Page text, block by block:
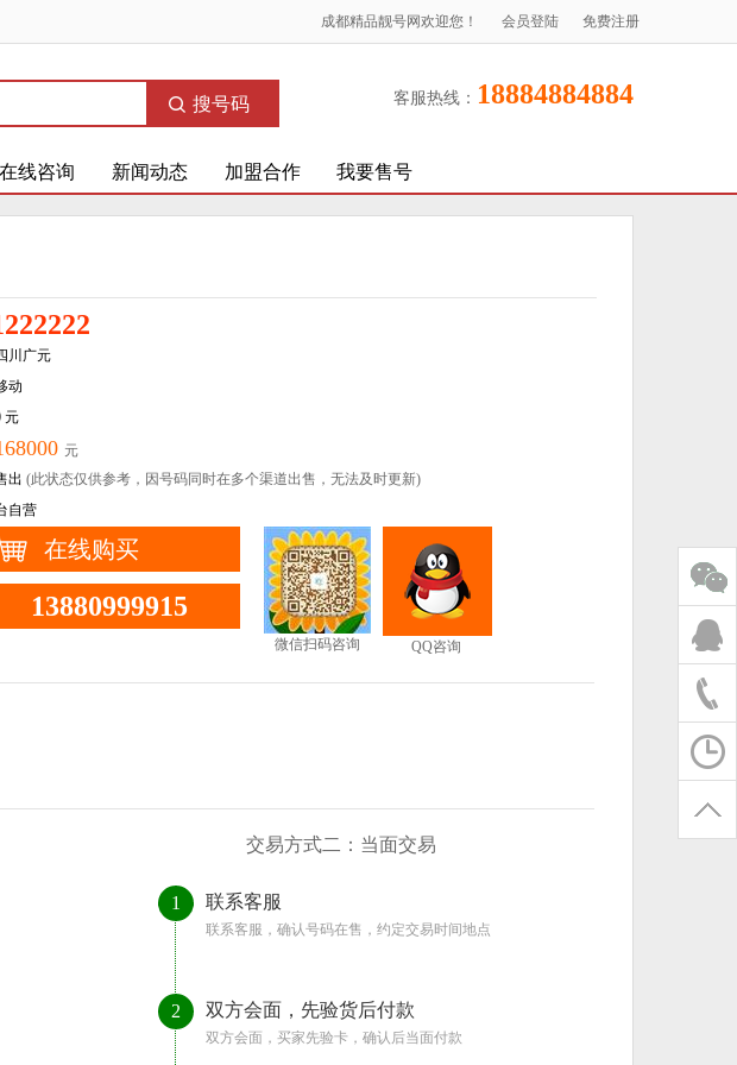
成都精品靓号网欢迎您！ 会员登陆 免费注册
搜号码 客服热线： 18884884884
在线咨询 新闻动态 加盟合作 我要售号
川广元
动
元
元
出 (此状态仅供参考，因号码同时在多个渠道出售，无法及时更新)
自营
在线购买
13880999915
微信扫码咨询 QQ咨询
交易方式二：当面交易
1 联系客服
联系客服，确认号码在售，约定交易时间地点
2 双方会面，先验货后付款
双方会面，买家先验卡，确认后当面付款